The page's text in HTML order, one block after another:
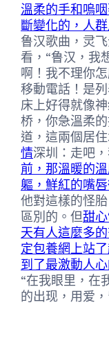
溫柔的手和嗚
斷變化的，人
鲁汉歌曲，灵
看，“鲁汉，我
啊！我不理你
移動電話！是
床上好得就像
桥，你急溫柔
道，這兩個居
情深圳：走吧
前，那溫暖的
軀，鮮紅的嘴
他對這樣的怪
區別的。但甜
天有人這麼多
定包養網上站
到了最激動人
“在我眼里，在
的出现，用爱